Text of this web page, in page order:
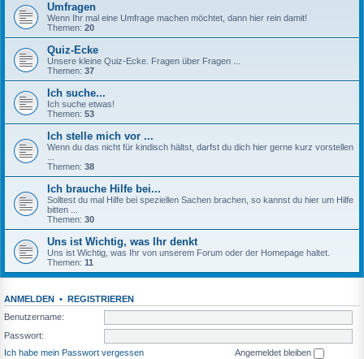
Umfragen
Wenn Ihr mal eine Umfrage machen möchtet, dann hier rein damit!
Themen: 20
Quiz-Ecke
Unsere kleine Quiz-Ecke. Fragen über Fragen ...
Themen: 37
Ich suche...
Ich suche etwas!
Themen: 53
Ich stelle mich vor ...
Wenn du das nicht für kindisch hältst, darfst du dich hier gerne kurz vorstellen
Themen: 38
Ich brauche Hilfe bei...
Solltest du mal Hilfe bei speziellen Sachen brachen, so kannst du hier um Hilfe
bitten ...
Themen: 30
Uns ist Wichtig, was Ihr denkt
Uns ist Wichtig, was Ihr von unserem Forum oder der Homepage haltet.
Themen: 11
ANMELDEN • REGISTRIEREN
Benutzername:
Passwort:
Ich habe mein Passwort vergessen
Angemeldet bleiben